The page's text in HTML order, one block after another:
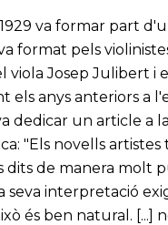
va formar part
format pels
viola Josep Julibert
els anys anteriors a
dedicar un article a
"Els novells
de manera molt
seva interpretació
és ben natural.